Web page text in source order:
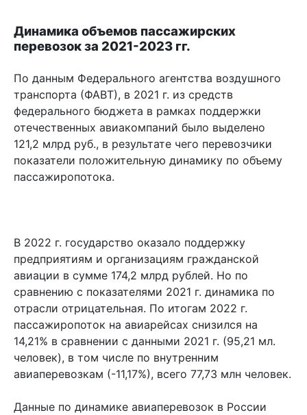
Динамика объемов пассажирских
перевозок за 2021-2023 гг.
По данным Федерального агентства воздушного
транспорта (ФАВТ), в 2021 г. из средств
федерального бюджета в рамках поддержки
отечественных авиакомпаний было выделено
121,2 млрд руб., в результате чего перевозчики
показатели положительную динамику по объему
пассажиропотока.
В 2022 г. государство оказало поддержку
предприятиям и организациям гражданской
авиации в сумме 174,2 млрд рублей. Но по
сравнению с показателями 2021 г. динамика по
отрасли отрицательная. По итогам 2022 г.
пассажиропоток на авиарейсах снизился на
14,21% в сравнении с данными 2021 г. (95,21 мл.
человек), в том числе по внутренним
авиаперевозкам (-11,17%), всего 77,73 млн человек.
Данные по динамике авиаперевозок в России